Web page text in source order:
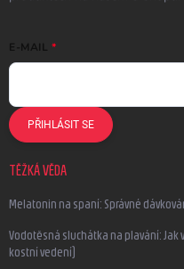
E-MAIL
PŘIHLÁSIT SE
TĚŽKÁ VĚDA
Melatonin na spaní: Správné
Vodotěsná sluchátka na plavání: Jak
kostní vedení)